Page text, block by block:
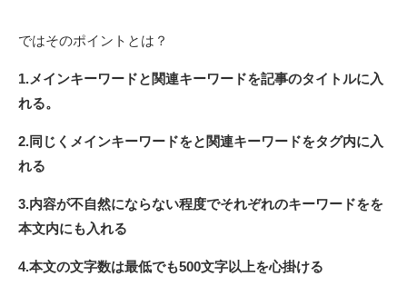
ではそのポイントとは？
1.メインキーワードと関連キーワードを記事のタイトルに入
れる。
2.同じくメインキーワードをと関連キーワードをタグ内に入
れる
3.内容が不自然にならない程度でそれぞれのキーワードをを
本文内にも入れる
4.本文の文字数は最低でも500文字以上を心掛ける